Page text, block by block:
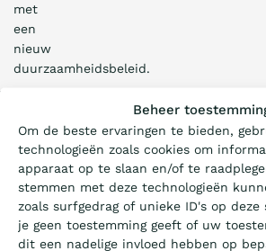
Beheer
Om de beste ervaringen te bieden,
technologieën zoals cookies om
apparaat op te slaan en/of te
stemmen met deze technologieën
zoals surfgedrag of unieke ID's op deze
je geen toestemming geeft of uw
dit een nadelige invloed hebben op
met
een
nieuw
duurzaamheidsbeleid.
© 2026 CO₂-
Prestatieladder
Privacy
Cookies
Sitemap
Wat is de